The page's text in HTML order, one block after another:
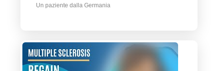
Un paziente dalla Germania